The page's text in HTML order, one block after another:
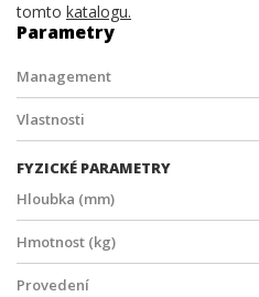
tomto katalogu.
Parametry
Management
Vlastnosti
FYZICKÉ PARAMETRY
Hloubka (mm)
Hmotnost (kg)
Provedení